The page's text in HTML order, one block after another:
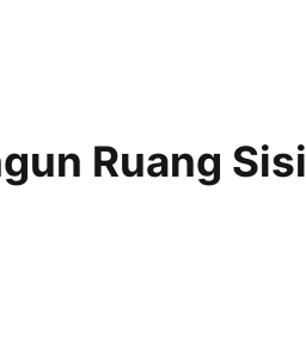
Ruang Sisi